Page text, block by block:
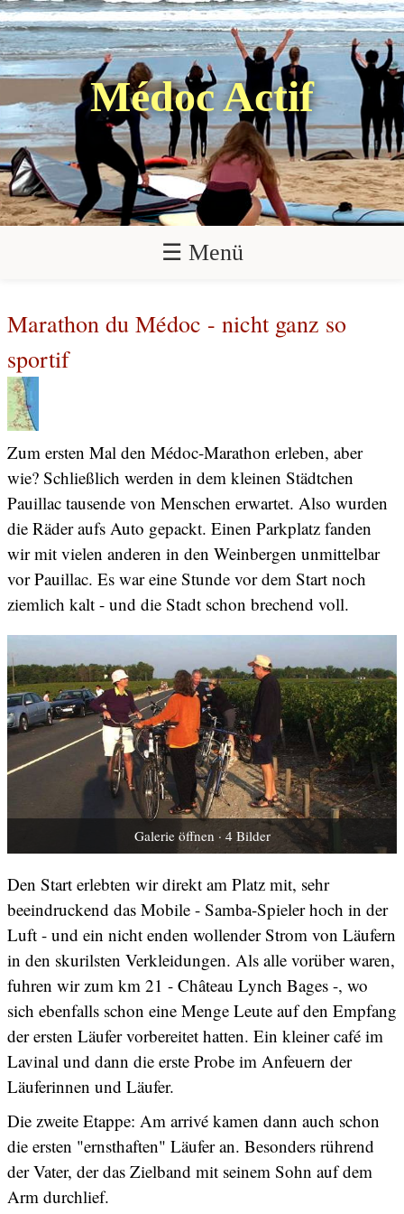
Médoc Actif
☰ Menü
Marathon du Médoc - nicht ganz so
sportif
Zum ersten Mal den Médoc-Marathon erleben, aber
wie? Schließlich werden in dem kleinen Städtchen
Pauillac tausende von Menschen erwartet. Also wurden
die Räder aufs Auto gepackt. Einen Parkplatz fanden
wir mit vielen anderen in den Weinbergen unmittelbar
vor Pauillac. Es war eine Stunde vor dem Start noch
ziemlich kalt - und die Stadt schon brechend voll.
Galerie öffnen · 4 Bilder
Den Start erlebten wir direkt am Platz mit, sehr
beeindruckend das Mobile - Samba-Spieler hoch in der
Luft - und ein nicht enden wollender Strom von Läufern
in den skurilsten Verkleidungen. Als alle vorüber waren,
fuhren wir zum km 21 - Château Lynch Bages -, wo
sich ebenfalls schon eine Menge Leute auf den Empfang
der ersten Läufer vorbereitet hatten. Ein kleiner café im
Lavinal und dann die erste Probe im Anfeuern der
Läuferinnen und Läufer.
Die zweite Etappe: Am arrivé kamen dann auch schon
die ersten "ernsthaften" Läufer an. Besonders rührend
der Vater, der das Zielband mit seinem Sohn auf dem
Arm durchlief.